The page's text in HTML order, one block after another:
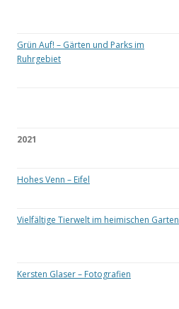
Grün Auf! – Gärten und Parks im
Ruhrgebiet
2021
Hohes Venn – Eifel
Vielfältige Tierwelt im heimischen Garten
Kersten Glaser – Fotografien